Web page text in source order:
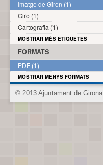
Imatge de Giron (1)
Giro (1)
Cartografia (1)
MOSTRAR MÉS ETIQUETES
FORMATS
PDF (1)
MOSTRAR MENYS FORMATS
© 2013 Ajuntament de Girona